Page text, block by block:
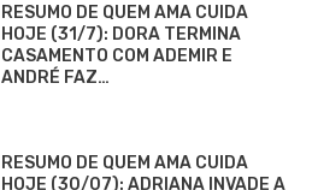
RESUMO DE QUEM AMA CUIDA
HOJE (31/7): DORA TERMINA
CASAMENTO COM ADEMIR E
ANDRÉ FAZ…
RESUMO DE QUEM AMA CUIDA
HOJE (30/07): ADRIANA INVADE A